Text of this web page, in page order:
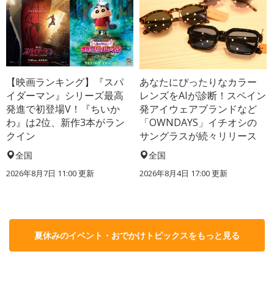
【映画ランキング】『スパ
イダーマン』シリーズ最高
発進で初登場V！『ちいか
わ』は2位、新作3本がラン
クイン
全国
2026年8月7日 11:00更新
あなたにぴったりなカラー
レンズをAIが診断！スペイン
発アイウェアブランドなど
「OWNDAYS」イチオシの
サングラスが続々リリース
全国
2026年8月4日 17:00更新
夏休みのイベント・おでかけトピックスをもっと見る